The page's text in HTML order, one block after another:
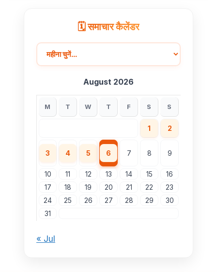
🗓️ समाचार कैलेंडर
August 2026
M T W T F S S
1 2
3 4 5 6 7 8 9
10 11 12 13 14 15
16
17
18 19 20 21 22
23
24
25 26 27 28 29
30
31
« Jul